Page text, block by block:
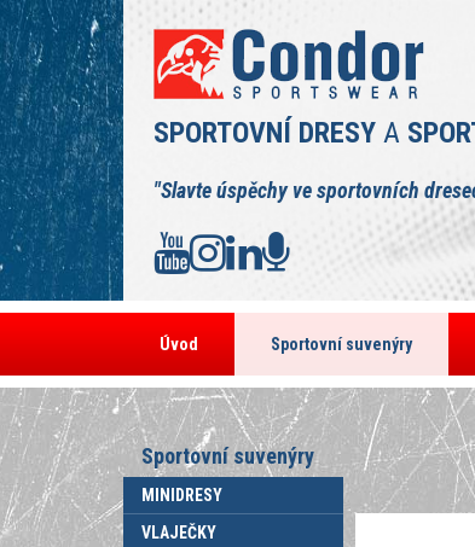
SPORTOVNÍ DRESY A
"Slavte úspěchy ve sportovních
Úvod Sportovní suvenýry
Sportovní suvenýry
MINIDRESY
VLAJEČKY